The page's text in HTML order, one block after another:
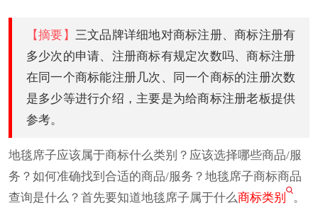
【摘要】 三文品牌详细地对商标注册、商标注册有
多少次的申请、注册商标有规定次数吗、商标注册
在同一个商标能注册几次、同一个商标的注册次数
是多少等进行介绍，主要是为给商标注册老板提供
参考。
地毯席子应该属于商标什么类别？应该选择哪些商品/服
务？如何准确找到合适的商品/服务？地毯席子商标商品
查询是什么？首先要知道地毯席子属于什么商标类别 。